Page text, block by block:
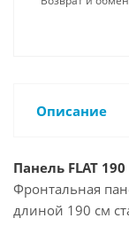
Описание
Панель FLAT 190
Фронтальная
длиной 190 см